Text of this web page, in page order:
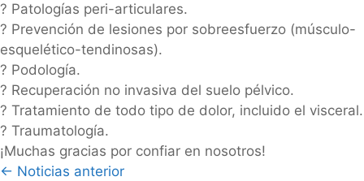
? Patologías peri-articulares.
? Prevención de lesiones por sobreesfuerzo (músculo-
esquelético-tendinosas).
? Podología.
? Recuperación no invasiva del suelo pélvico.
? Tratamiento de todo tipo de dolor, incluido el visceral.
? Traumatología.
¡Muchas gracias por confiar en nosotros!
Posts
← Noticias anterior